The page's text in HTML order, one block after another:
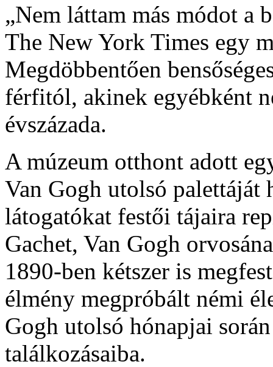
„Nem láttam más módot a
The New York Times egy
Megdöbbentően
férfitól, akinek egyébként
évszázada.
A múzeum otthont adott
Van Gogh utolsó palettáját
látogatókat festői tájaira
Gachet, Van Gogh
1890-ben kétszer is
élmény megpróbált némi
Gogh utolsó hónapjai
találkozásaiba.